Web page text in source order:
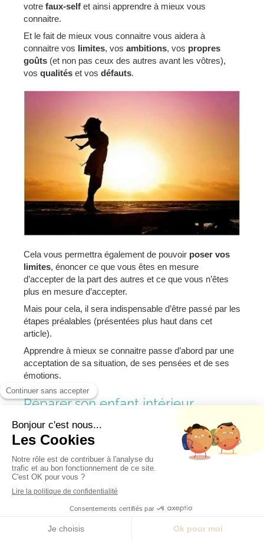
Souhaitez-vous un rendez-vous ?
votre faux-self et ainsi apprendre à mieux vous
connaitre.
Et le fait de mieux vous connaitre vous aidera à
connaitre vos limites, vos ambitions, vos propres
goûts (et non pas ceux des autres avant les vôtres),
vos qualités et vos défauts.
Cela vous permettra également de pouvoir poser vos
limites, énoncer ce que vous êtes en mesure
d’accepter de la part des autres et ce que vous n’êtes
plus en mesure d’accepter.
Mais pour cela, il sera indispensable d’être passé par les
étapes préalables (présentées plus haut dans cet
article).
Apprendre à mieux se connaitre passe d’abord par une
acceptation de sa situation, de ses pensées et de ses
émotions.
Réparer son enfant intérieur
Pour pouvoir sortir de la dépendance affective, il faut tout
d’abordpanser les blessures qui résultent de votre
enfance. Et pour panser les blessures de l’enfance, il
faudra porter un regard différentsur ce qui a été vécu
pendant cette période.
Les personnes dépendantes affectives ont tendance à
ressentir de laculpabilitépar rapport à ce qui leur est